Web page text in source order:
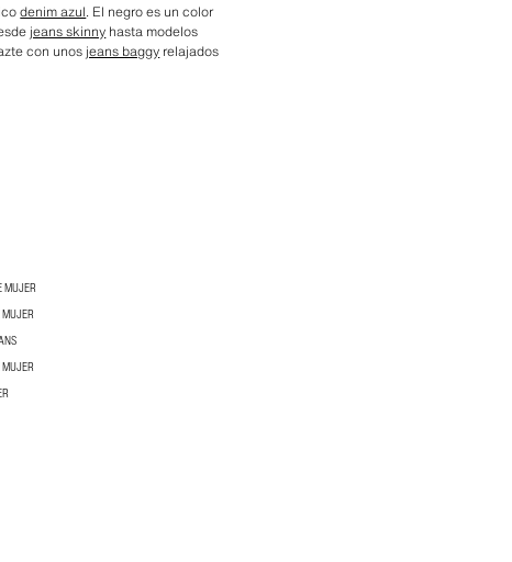
denim azul. El negro es un color
jeans skinny hasta modelos
con unos jeans baggy relajados
MUJER
MUJER